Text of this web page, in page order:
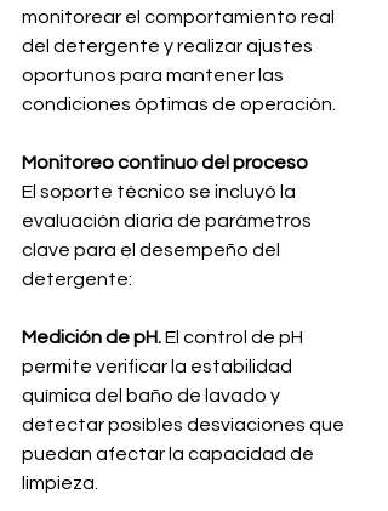
monitorear el comportamiento real
del detergente y realizar ajustes
oportunos para mantener las
condiciones óptimas de operación.
Monitoreo continuo del proceso
El soporte técnico se incluyó la
evaluación diaria de parámetros
clave para el desempeño del
detergente:
Medición de pH. El control de pH
permite verificar la estabilidad
química del baño de lavado y
detectar posibles desviaciones que
puedan afectar la capacidad de
limpieza.